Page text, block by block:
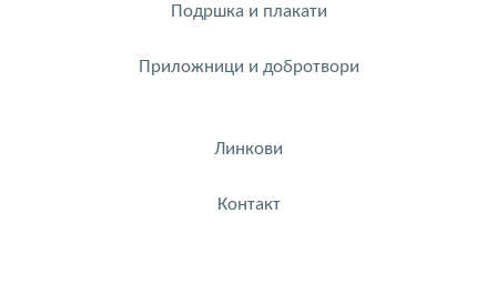
Подршка и плакати
Приложници и добротвори
Линкови
Контакт